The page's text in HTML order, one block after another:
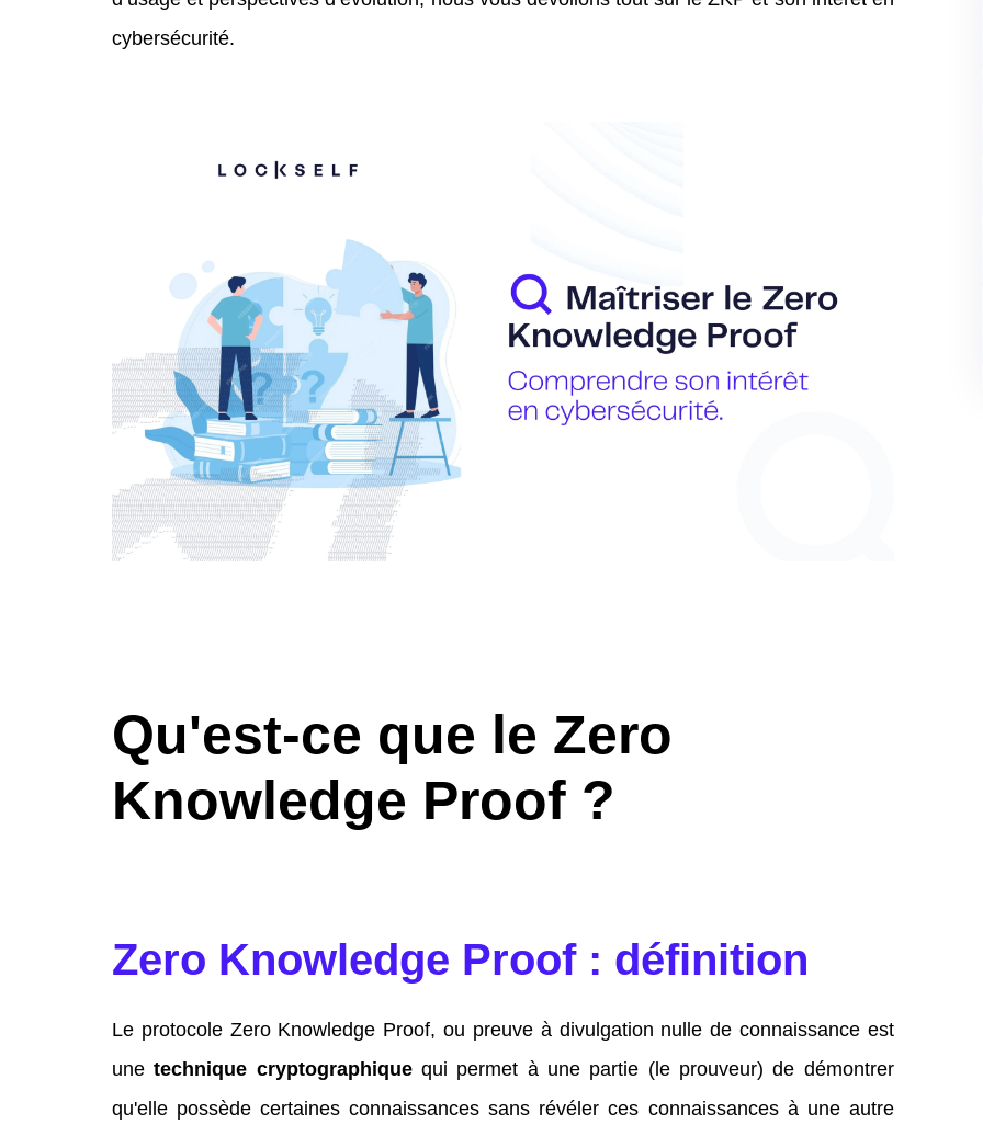
cybersécurité.
Qu'est-ce que le Zero
Knowledge Proof ?
Zero Knowledge Proof : définition
Le protocole Zero Knowledge Proof, ou preuve à divulgation nulle de connaissance est
unetechnique cryptographiquequi permet à une partie (le prouveur) de démontrer
qu'elle possède certaines connaissances sans révéler ces connaissances à une autre